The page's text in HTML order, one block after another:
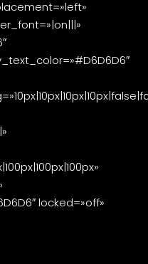
locked=»off»